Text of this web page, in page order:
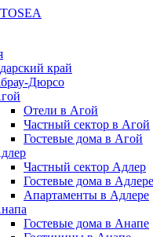
край
Дюрсо
Отели в Агой
Частный сектор в Агой
Гостевые дома в Агой
Частный сектор Адлер
Гостевые дома в Адлере
Апартаменты в Адлере
Гостевые дома в Анапе